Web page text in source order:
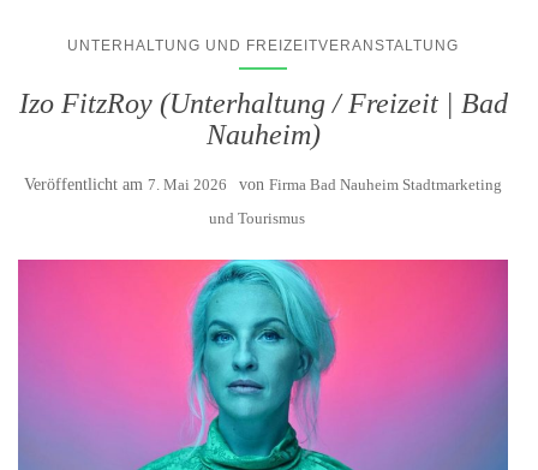
UNTERHALTUNG UND FREIZEITVERANSTALTUNG
Izo FitzRoy (Unterhaltung / Freizeit | Bad
Nauheim)
Veröffentlicht am 7. Mai 2026 von Firma Bad Nauheim Stadtmarketing
und Tourismus